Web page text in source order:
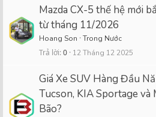
Mazda CX-5 thế hệ mới
từ tháng 11/2026
Hoang Son Trong Nước
Trả lời 0 12 Tháng 12 2025
Giá Xe SUV Hàng Đầu
Tucson, KIA Sportage và
Bão?